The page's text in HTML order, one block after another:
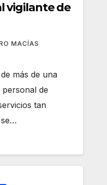
vigilante de
MACÍAS
más de una
de
tan
se…